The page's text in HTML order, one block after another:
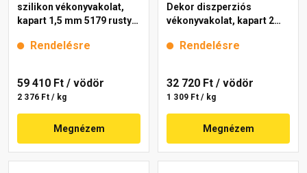
szilikon vékonyvakolat,
kapart 1,5 mm 5179 rusty
Rendelésre
59 410 Ft / vödör
2 376 Ft / kg
Megnézem
Dekor diszperziós
vékonyvakolat, kapart 2
Rendelésre
32 720 Ft / vödör
1 309 Ft / kg
Megnézem